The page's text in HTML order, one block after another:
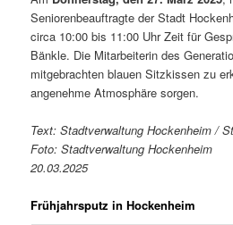
Seniorenbeauftragte der Stadt
circa 10:00 bis 11:00 Uhr Zeit für
Bänkle. Die Mitarbeiterin des
mitgebrachten blauen Sitzkissen zu
angenehme Atmosphäre sorgen.
Text: Stadtverwaltung Hockenheim /
Foto: Stadtverwaltung Hockenheim
20.03.2025
Frühjahrsputz in Hockenheim